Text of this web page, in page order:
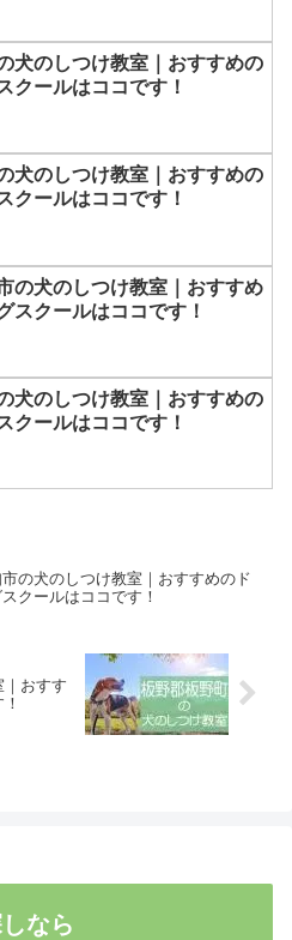
犬のしつけ教室｜おすすめの
クールはココです！
犬のしつけ教室｜おすすめの
クールはココです！
の犬のしつけ教室｜おすすめ
スクールはココです！
犬のしつけ教室｜おすすめの
クールはココです！
の犬のしつけ教室｜おすすめのド
スクールはココです！
おすす
なら